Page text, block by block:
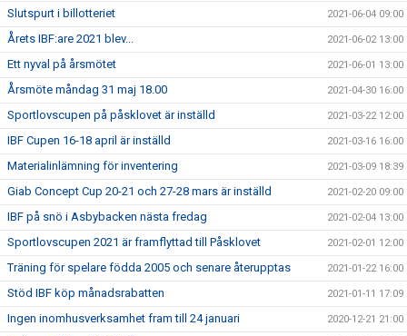
Slutspurt i billotteriet 2021-06-04 09:00
Årets IBF:are 2021 blev... 2021-06-02 13:00
Ett nyval på årsmötet 2021-06-01 13:00
Årsmöte måndag 31 maj 18.00 2021-04-30 16:00
Sportlovscupen på påsklovet är inställd 2021-03-22 12:00
IBF Cupen 16-18 april är inställd 2021-03-16 16:00
Materialinlämning för inventering 2021-03-09 18:39
Giab Concept Cup 20-21 och 27-28 mars är inställd 2021-02-20 09:00
IBF på snö i Asbybacken nästa fredag 2021-02-04 13:00
Sportlovscupen 2021 är framflyttad till Påsklovet 2021-02-01 12:00
Träning för spelare födda 2005 och senare återupptas 2021-01-22 16:00
Stöd IBF köp månadsrabatten 2021-01-11 17:09
Ingen inomhusverksamhet fram till 24 januari 2020-12-21 21:00